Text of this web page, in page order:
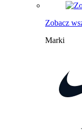
Zobacz
Marki